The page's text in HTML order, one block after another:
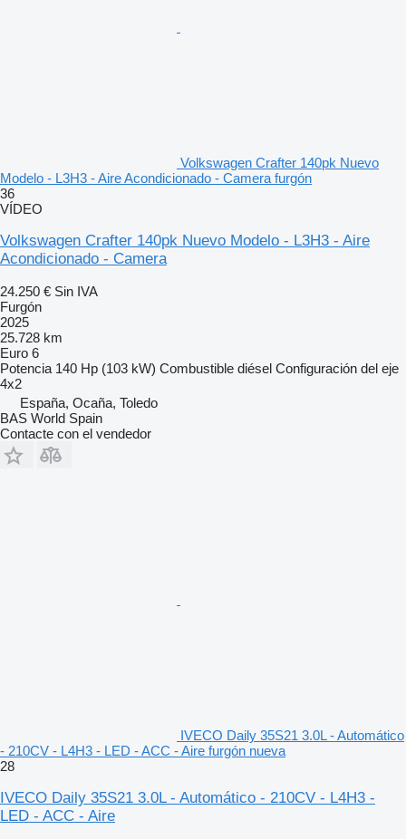
Volkswagen Crafter 140pk Nuevo
Modelo - L3H3 - Aire Acondicionado - Camera furgón
36
VÍDEO
Volkswagen Crafter 140pk Nuevo Modelo - L3H3 - Aire
Acondicionado - Camera
24.250 € Sin IVA
Furgón
2025
25.728 km
Euro 6
Potencia 140 Hp (103 kW) Combustible diésel Configuración del eje
4x2
España, Ocaña, Toledo
BAS World Spain
Contacte con el vendedor
IVECO Daily 35S21 3.0L - Automático
- 210CV - L4H3 - LED - ACC - Aire furgón nueva
28
IVECO Daily 35S21 3.0L - Automático - 210CV - L4H3 -
LED - ACC - Aire